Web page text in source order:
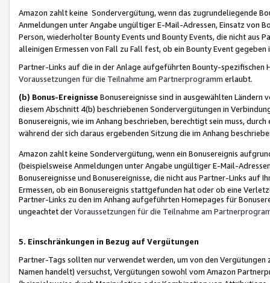
Amazon zahlt keine Sondervergütung, wenn das zugrundeliegende
Anmeldungen unter Angabe ungültiger E-Mail-Adressen, Einsatz von
Person, wiederholter Bounty Events und Bounty Events, die nicht
alleinigen Ermessen von Fall zu Fall fest, ob ein Bounty Event
Partner-Links auf die in der Anlage aufgeführten Bounty-spezifischen
Voraussetzungen für die Teilnahme am Partnerprogramm erlaubt.
(b) Bonus-Ereignisse Bonusereignisse sind in ausgewählten Ländern
diesem Abschnitt 4(b) beschriebenen Sondervergütungen in
Bonusereignis, wie im Anhang beschrieben, berechtigt sein muss,
während der sich daraus ergebenden Sitzung die im Anhang
Amazon zahlt keine Sondervergütung, wenn ein Bonusereignis
(beispielsweise Anmeldungen unter Angabe ungültiger E-Mail-
Bonusereignisse und Bonusereignisse, die nicht aus Partner-Links auf
Ermessen, ob ein Bonusereignis stattgefunden hat oder ob eine
Partner-Links zu den im Anhang aufgeführten Homepages für
ungeachtet derVoraussetzungen für die Teilnahme am
5. Einschränkungen in Bezug auf Vergütungen
Partner-Tags sollten nur verwendet werden, um von den
Namen handelt) versuchst, Vergütungen sowohl vom Amazon